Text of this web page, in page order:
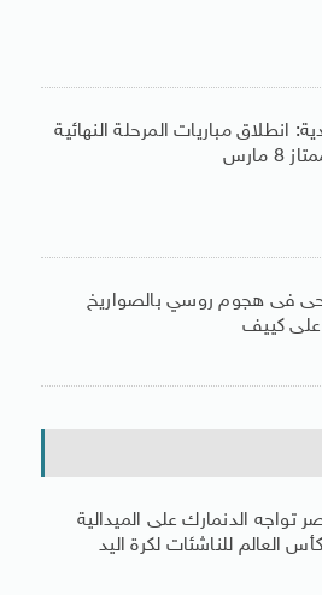
انطلاق مباريات المرحلة النهائية
مارس
فى هجوم روسي بالصواريخ
على كييف
تواجه الدنمارك على الميدالية
العالم للناشئات لكرة اليد